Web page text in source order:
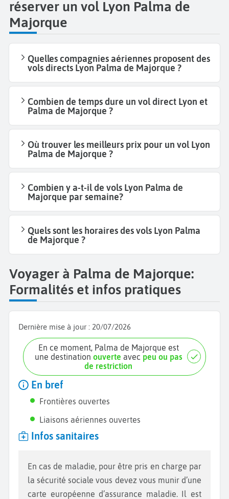
réserver un vol Lyon Palma de
Majorque
Quelles compagnies aériennes proposent des
vols directs Lyon Palma de Majorque ?
Combien de temps dure un vol direct Lyon et
Palma de Majorque ?
Où trouver les meilleurs prix pour un vol Lyon
Palma de Majorque ?
Combien y a-t-il de vols Lyon Palma de
Majorque par semaine?
Quels sont les horaires des vols Lyon Palma
de Majorque ?
Voyager à Palma de Majorque:
Formalités et infos pratiques
Dernière mise à jour : 20/07/2026
En ce moment, Palma de Majorque est
une destination ouverte avec peu ou pas
de restriction
En bref
Frontières ouvertes
Liaisons aériennes ouvertes
Infos sanitaires
En cas de maladie, pour être pris en charge par
la sécurité sociale vous devez vous munir d’une
carte européenne d’assurance maladie. Il est